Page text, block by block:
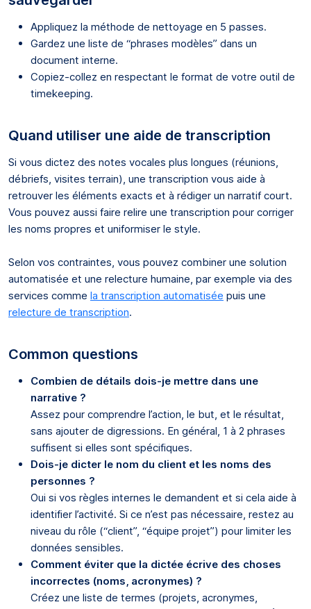
Appliquez la méthode de nettoyage en 5 passes.
Gardez une liste de “phrases modèles” dans un
document interne.
Copiez-collez en respectant le format de votre outil de
timekeeping.
Quand utiliser une aide de transcription
Si vous dictez des notes vocales plus longues (réunions,
débriefs, visites terrain), une transcription vous aide à
retrouver les éléments exacts et à rédiger un narratif court.
Vous pouvez aussi faire relire une transcription pour corriger
les noms propres et uniformiser le style.
Selon vos contraintes, vous pouvez combiner une solution
automatisée et une relecture humaine, par exemple via des
services comme la transcription automatisée puis une
relecture de transcription.
Common questions
Combien de détails dois-je mettre dans une
narrative ?
Assez pour comprendre l’action, le but, et le résultat,
sans ajouter de digressions. En général, 1 à 2 phrases
suffisent si elles sont spécifiques.
Dois-je dicter le nom du client et les noms des
personnes ?
Oui si vos règles internes le demandent et si cela aide à
identifier l’activité. Si ce n’est pas nécessaire, restez au
niveau du rôle (“client”, “équipe projet”) pour limiter les
données sensibles.
Comment éviter que la dictée écrive des choses
incorrectes (noms, acronymes) ?
Créez une liste de termes (projets, acronymes,